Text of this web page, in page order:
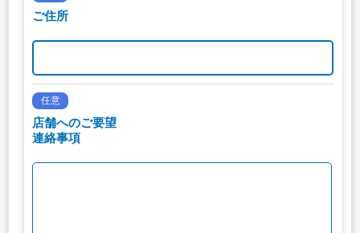
ご住所
任意
店舗へのご要望
連絡事項